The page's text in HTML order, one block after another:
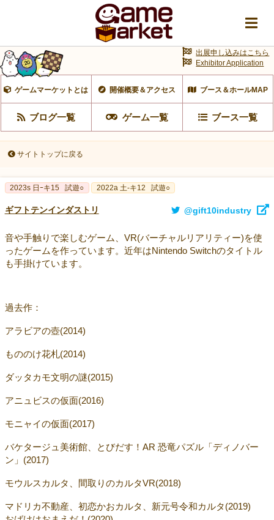
ゲームマーケットとは 開催概要＆アクセス ブース＆ホールMAP
ブログ一覧 ゲーム一覧 ブース一覧
出展申し込みはこちら
Exhibitor Application
サイトトップに戻る
2023s 日ｰキ15 試遊○ 2022a 土-キ12 試遊○
ギフトテンインダストリ @gift10industry
音や手触りで楽しむゲーム、VR(バーチャルリアリティー)を使
ったゲームを作っています。近年はNintendo Switchのタイトル
も手掛けています。
過去作：
アラビアの壺(2014)
もののけ花札(2014)
ダッタカモ文明の謎(2015)
アニュビスの仮面(2016)
モニャイの仮面(2017)
バケタージュ美術館、とびだす！AR 恐竜パズル「ディノバー
ン」(2017)
モウルスカルタ、間取りのカルタVR(2018)
マドリカ不動産、初恋かおカルタ、新元号令和カルタ(2019)